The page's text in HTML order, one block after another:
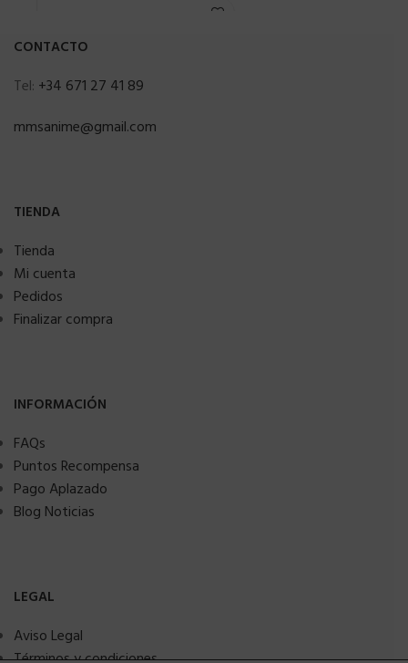
CONTACTO
Tel: +34 671 27 41 89
mmsanime@gmail.com
TIENDA
Tienda
Mi cuenta
Pedidos
Finalizar compra
INFORMACIÓN
FAQs
Puntos Recompensa
Pago Aplazado
Blog Noticias
LEGAL
Aviso Legal